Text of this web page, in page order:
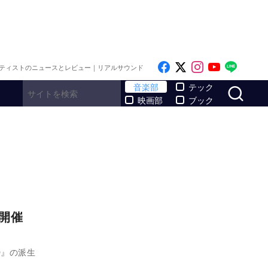
ィストのニュースとレビュー｜リアルサウンド Like on Facebook
Follow on x
Follow on
Follow
音楽部
映画部
テック
ブック
催
の派生